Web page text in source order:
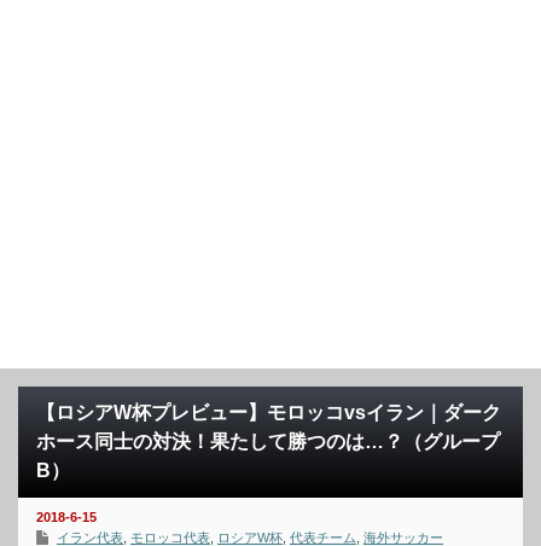
【ロシアW杯プレビュー】モロッコvsイラン｜ダーク
ホース同士の対決！果たして勝つのは…？（グループ
B）
2018-6-15
イラン代表 モロッコ代表 ロシアW杯 代表チーム 海外サッカー